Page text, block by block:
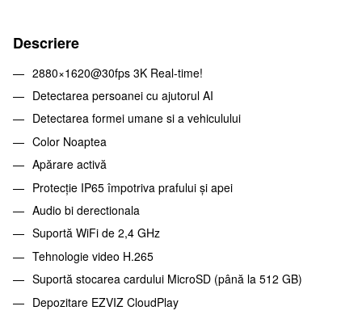
Descriere
2880×1620@30fps 3K Real-time!
Detectarea persoanei cu ajutorul AI
Detectarea formei umane si a vehiculului
Color Noaptea
Apărare activă
Protecție IP65 împotriva prafului și apei
Audio bi derectionala
Suportă WiFi de 2,4 GHz
Tehnologie video H.265
Suportă stocarea cardului MicroSD (până la 512 GB)
Depozitare EZVIZ CloudPlay